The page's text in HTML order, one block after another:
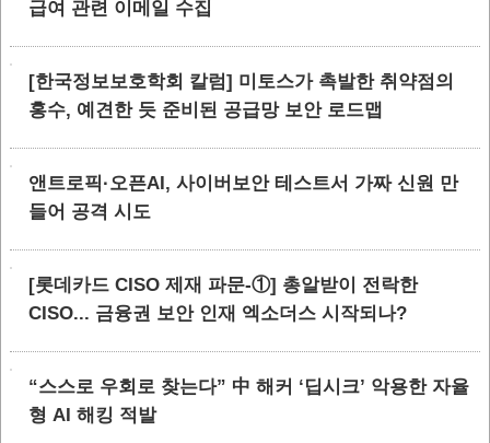
급여 관련 이메일 수집
[한국정보보호학회 칼럼] 미토스가 촉발한 취약점의
홍수, 예견한 듯 준비된 공급망 보안 로드맵
앤트로픽·오픈AI, 사이버보안 테스트서 가짜 신원 만
들어 공격 시도
[롯데카드 CISO 제재 파문-①] 총알받이 전락한
CISO... 금융권 보안 인재 엑소더스 시작되나?
“스스로 우회로 찾는다” 中 해커 ‘딥시크’ 악용한 자율
형 AI 해킹 적발